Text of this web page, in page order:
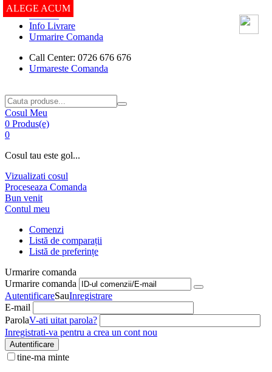
Contact
Info Livrare
Urmarire Comanda
Call Center: 0726 676 676
Urmareste Comanda
Cosul Meu
0 Produs(e)
0
Cosul tau este gol...
Vizualizati cosul
Proceseaza Comanda
Bun venit
Contul meu
Comenzi
Listă de comparații
Listă de preferințe
Urmarire comanda
Urmarire comanda
AutentificareSauInregistrare
E-mail
ParolaV-ati uitat parola?
Inregistrati-va pentru a crea un cont nou
Autentificare
tine-ma minte
ALEGE ACUM
ALEGE ACUM
ALEGE ACUM
ALEGE ACUM